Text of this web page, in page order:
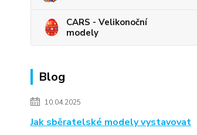
CARS - Velikonoční
modely
Blog
10.04.2025
Jak sběratelské modely vystavovat